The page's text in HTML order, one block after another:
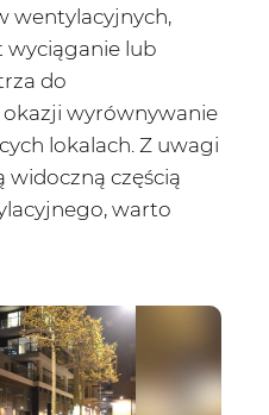
wentylacyjnych,
wyciąganie lub
do
okazji wyrównywanie
lokalach. Z uwagi
widoczną częścią
warto